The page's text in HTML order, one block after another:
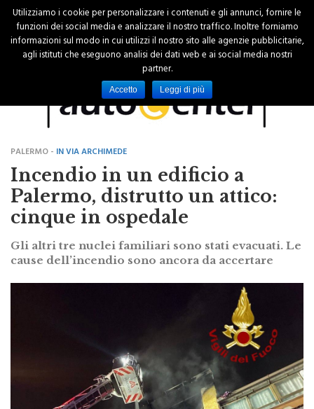
PALERMO -IN VIA ARCHIMEDE
Incendio in un edificio a
Palermo, distrutto un attico:
cinque in ospedale
Gli altri tre nuclei familiari sono stati evacuati. Le
Utilizziamo i cookie per personalizzare i contenuti e gli annunci, fornire le
funzioni dei social media e analizzare il nostro traffico. Inoltre forniamo
informazioni sul modo in cui utilizzi il nostro sito alle agenzie pubblicitarie,
agli istituti che eseguono analisi dei dati web e ai social media nostri
partner.
Accetto Leggi di più